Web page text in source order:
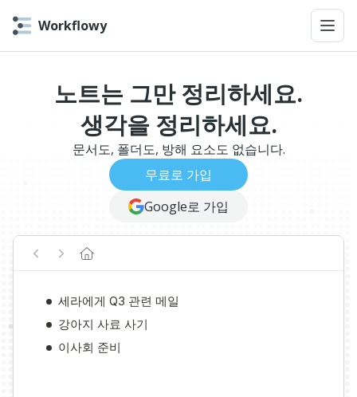
Workflowy
노트는 그만 정리하세요.
생각을 정리하세요.
문서도, 폴더도, 방해 요소도 없습니다.
무료로 가입
Google로 가입